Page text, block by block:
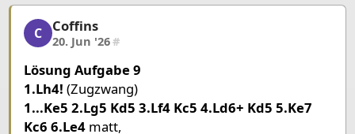
6
5 Pawn White
Pawn White
3
Bishop White
2
1
Coffins, 5/8, 20. Jun '26
C Coffins
20. Jun '26#
Lösung Aufgabe 9
1.Lh4! (Zugzwang)
1...Ke5 2.Lg5 Kd5 3.Lf4 Kc5 4.Ld6+ Kd5 5.Ke7
Kc6 6.Le4matt,